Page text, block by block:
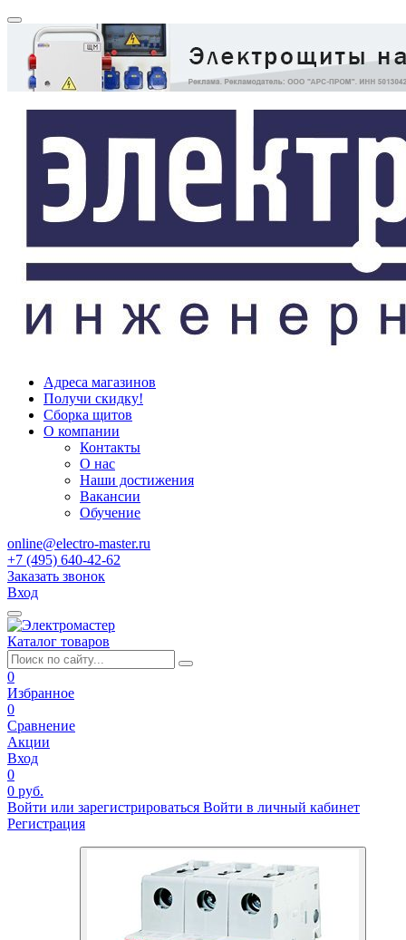
Адреса магазинов
Получи скидку!
Сборка щитов
О компании
Контакты
О нас
Наши достижения
Вакансии
Обучение
online@electro-master.ru
+7 (495) 640-42-62
Заказать звонок
Вход
Каталог товаров
0
Избранное
0
Сравнение
Акции
Вход
0
0 руб.
Войти или зарегистрироваться Войти в личный кабинет
Регистрация